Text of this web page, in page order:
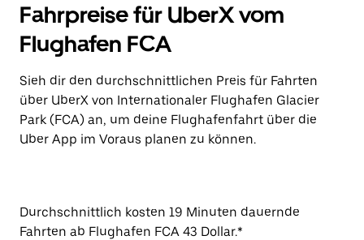
Fahrpreise für UberX vom
Flughafen FCA
Sieh dir den durchschnittlichen Preis für Fahrten
über UberX von Internationaler Flughafen Glacier
Park (FCA) an, um deine Flughafenfahrt über die
Uber App im Voraus planen zu können.
Durchschnittlich kosten 19 Minuten dauernde
Fahrten ab Flughafen FCA 43 Dollar.*